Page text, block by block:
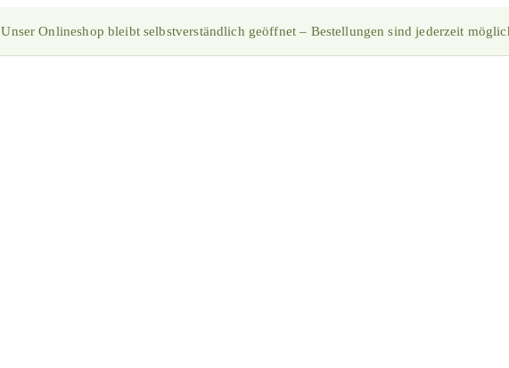
Unser Onlineshop bleibt selbstverständlich geöffnet – Bestellungen sind jederzeit